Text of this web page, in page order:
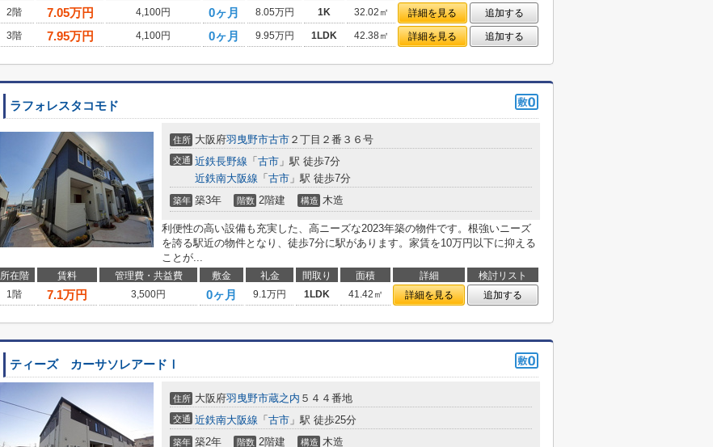
2階
7.05万円 4,100円 0ヶ月 8.05万円 1K 32.02㎡ 詳細を見る
追加する
3階
7.95万円 4,100円 0ヶ月 9.95万円 1LDK 42.38㎡ 詳細を見る 追加する
ラフォレスタコモド
住所 大阪府羽曳野市古市 ２丁目２番３６号
交通 近鉄長野線 「 古市 」駅 徒歩7分
近鉄南大阪線 「 古市 」駅 徒歩7分
築年 築3年 階数 2階建 構造 木造
利便性の高い設備も充実した、高ニーズな2023年築の物件です。根強いニーズ
を誇る駅近の物件となり、徒歩7分に駅があります。家賃を10万円以下に抑える
ことが...
所在階 賃料 管理費・共益費 敷金 礼金 間取り 面積 詳細
検討リスト
1階
7.1万円 3,500円 0ヶ月 9.1万円 1LDK 41.42㎡ 詳細を見る 追加する
ティーズ カーサソレアードⅠ
住所 大阪府羽曳野市蔵之内 ５４４番地
交通 近鉄南大阪線 「 古市 」駅 徒歩25分
築年 築2年 階数 2階建 構造 木造